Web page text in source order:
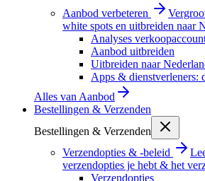
Aanbod verbeteren
white spots en uitbreiden naar
Analyses
Aanbod uitbreiden
Uitbreiden naar
Apps & dienstverleners:
Alles van Aanbod
Bestellingen & Verzenden
Bestellingen & Verzenden
Verzendopties & -beleid
verzendopties je hebt & het
Verzendopties